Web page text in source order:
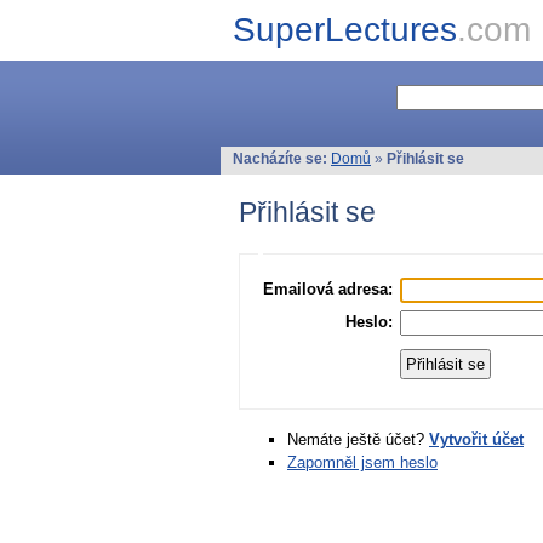
SuperLectures.com
Nacházíte se: Domů » Přihlásit se
Přihlásit se
Emailová adresa:
Heslo:
Nemáte ještě účet? Vytvořit účet
Zapomněl jsem heslo